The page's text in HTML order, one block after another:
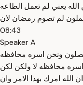
يعني لم تعمل الطاعه
لم تصوم رمضان لان
08:43
Speaker A
ونحن اسره محافظه
محافظه لا ولكن لكن
الله امرك بهذا الامر وان